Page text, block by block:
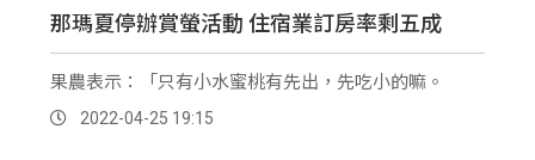
那瑪夏停辦賞螢活動 住宿業訂房率剩五成
果農表示：「只有小水蜜桃有先出，先吃小的嘛。
2022-04-25 19:15